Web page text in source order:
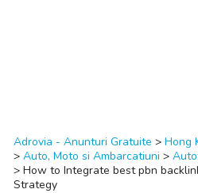
Adrovia - Anunturi Gratuite > Hong
> Auto, Moto si Ambarcatiuni >
> How to Integrate best pbn
Strategy